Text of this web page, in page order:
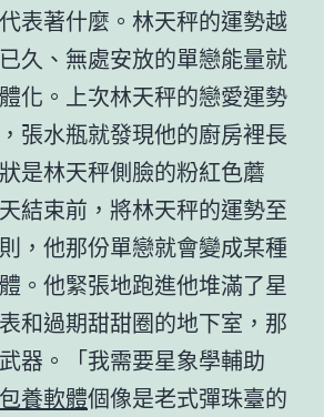
表著什麼。林天秤的運勢越
久、無處安放的單戀能量就
化。上次林天秤的戀愛運勢
張水瓶就發現他的廚房裡長
是林天秤側臉的粉紅色蘑
結束前，將林天秤的運勢至
，他那份單戀就會變成某種
。他緊張地跑進他堆滿了星
和過期甜甜圈的地下室，那
器。「我需要星象學輔助
包養軟體個像是老式彈珠臺的